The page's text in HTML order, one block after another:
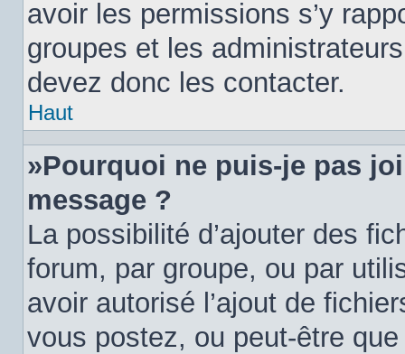
avoir les permissions s’y
groupes et les
devez donc les contacter.
Haut
»Pourquoi ne puis-je pas
message ?
La possibilité d’ajouter des
forum, par groupe, ou par
avoir autorisé l’ajout de
vous postez, ou peut-être